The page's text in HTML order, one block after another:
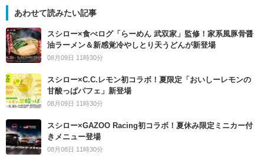
あわせて読みたい記事
スシロー×食べログ「らーめん 武双家」監修！家系風豚骨醤
油ラーメン＆新感覚冷やしとり天うどんが新登場
08月09日 11時30分
スシロー×C.C.レモン初コラボ！夏限定「おいしーレモンの
甘酸っぱパフェ」新登場
08月09日 11時30分
スシロー×GAZOO Racing初コラボ！夏休み限定ミニカー付
きメニュー登場
08月08日 11時30分